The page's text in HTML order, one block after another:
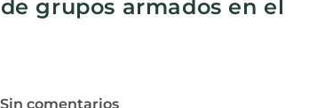
grupos armados en el
Sin comentarios